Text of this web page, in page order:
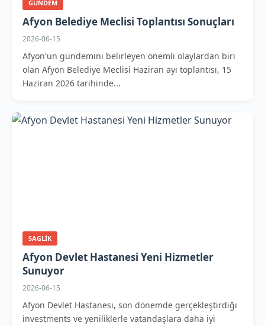
GUNDEM
Afyon Belediye Meclisi Toplantısı Sonuçları
2026-06-15
Afyon'un gündemini belirleyen önemli olaylardan biri
olan Afyon Belediye Meclisi Haziran ayı toplantısı, 15
Haziran 2026 tarihinde...
SAGLIK
Afyon Devlet Hastanesi Yeni Hizmetler
Sunuyor
2026-06-15
Afyon Devlet Hastanesi, son dönemde gerçekleştirdiği
investments ve yeniliklerle vatandaşlara daha iyi